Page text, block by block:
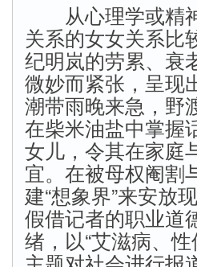
从心理学或精神
关系的女女关系比
纪明岚的劳累、衰
微妙而紧张，呈现
潮带雨晚来急，野
在柴米油盐中掌握
女儿，令其在家庭
宜。在被母权阉割
建“想象界”来安放
假借记者的职业道
绪，以“艾滋病、